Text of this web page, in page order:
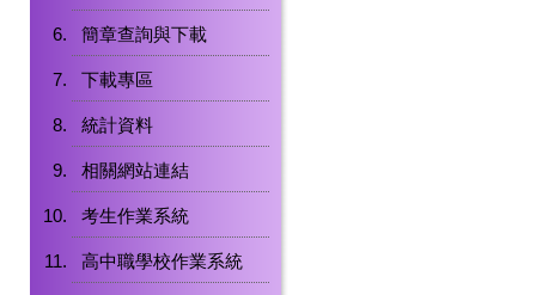
簡章查詢與下載
下載專區
統計資料
相關網站連結
考生作業系統
高中職學校作業系統